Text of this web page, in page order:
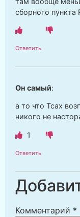
сборного
Ответить
Он самый:
а то что Тсах
никого не
1
Ответить
Комментарий *